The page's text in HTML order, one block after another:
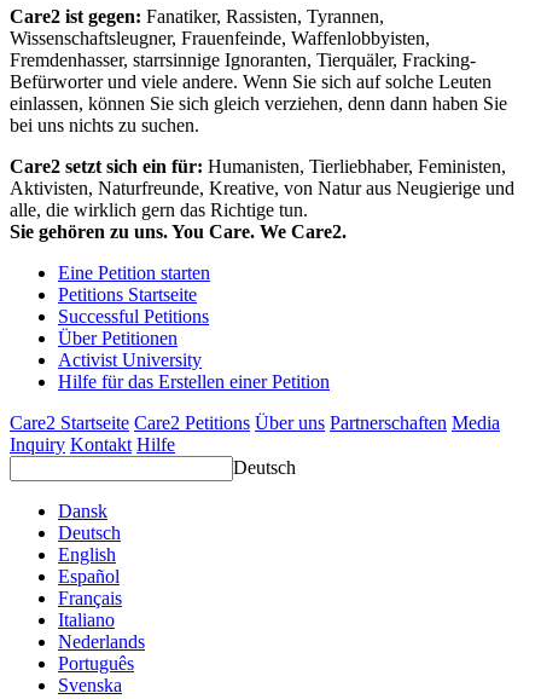
Care2 ist gegen: Fanatiker, Rassisten, Tyrannen,
Wissenschaftsleugner, Frauenfeinde, Waffenlobbyisten,
Fremdenhasser, starrsinnige Ignoranten, Tierquäler, Fracking-
Befürworter und viele andere. Wenn Sie sich auf solche Leuten
einlassen, können Sie sich gleich verziehen, denn dann haben Sie
bei uns nichts zu suchen.
Care2 setzt sich ein für: Humanisten, Tierliebhaber, Feministen,
Aktivisten, Naturfreunde, Kreative, von Natur aus Neugierige und
alle, die wirklich gern das Richtige tun.
Sie gehören zu uns. You Care. We Care2.
Eine Petition starten
Petitions Startseite
Successful Petitions
Über Petitionen
Activist University
Hilfe für das Erstellen einer Petition
Care2 Startseite Care2 Petitions Über uns Partnerschaften Media
Inquiry Kontakt Hilfe
Deutsch
Dansk
Deutsch
English
Español
Français
Italiano
Nederlands
Português
Svenska